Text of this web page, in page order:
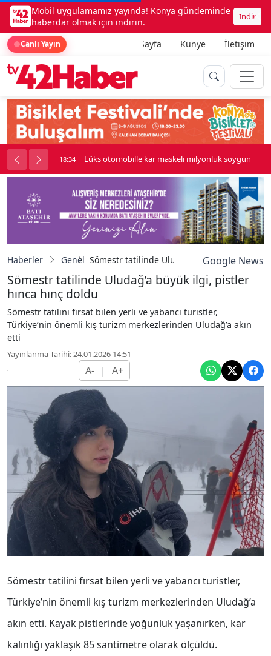
Mobil uygulamamız yayında! Konya gündeminde
haberdar olmak için indirin.
İndir
Canlı Yayın Ana Sayfa Künye İletişim
kavga çıktı 18:34 Lüks otomobille kar maskeli milyonluk soygun
Haberler Genel Sömestr tatilinde Uludağ’a büyük ilgi, pistler
Google News
Sömestr tatilinde Uludağ’a büyük ilgi, pistler
hınca hınç doldu
Sömestr tatilini fırsat bilen yerli ve yabancı turistler,
Türkiye’nin önemli kış turizm merkezlerinden Uludağ’a akın
etti
Yayınlanma Tarihi: 24.01.2026 14:51
A- | A+
Sömestr tatilini fırsat bilen yerli ve yabancı turistler,
Türkiye’nin önemli kış turizm merkezlerinden Uludağ’a
akın etti. Kayak pistlerinde yoğunluk yaşanırken, kar
kalınlığı yaklaşık 85 santimetre olarak ölçüldü.